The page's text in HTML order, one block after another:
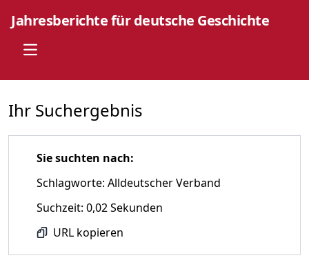
Jahresberichte für deutsche Geschichte
Open main menu
Ihr Suchergebnis
Sie suchten nach:
Schlagworte: Alldeutscher Verband
Suchzeit: 0,02 Sekunden
URL kopieren